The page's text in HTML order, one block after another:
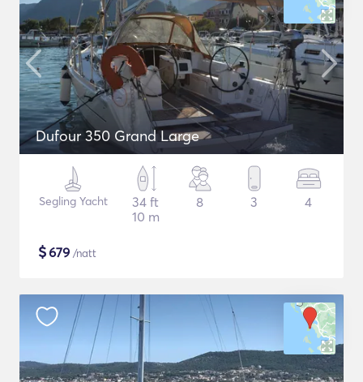
Dufour 350 Grand Large
Segling Yacht
34 ft
10 m
8 3 4
$679 /natt